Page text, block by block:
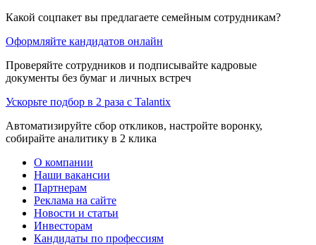
Какой соцпакет вы предлагаете семейным сотрудникам?
Оформляйте кандидатов онлайн
Проверяйте сотрудников и подписывайте кадровые
документы без бумаг и личных встреч
Ускорьте подбор в 2 раза с Talantix
Автоматизируйте сбор откликов, настройте воронку,
собирайте аналитику в 2 клика
О компании
Наши вакансии
Партнерам
Реклама на сайте
Новости и статьи
Инвесторам
Кандидаты по профессиям